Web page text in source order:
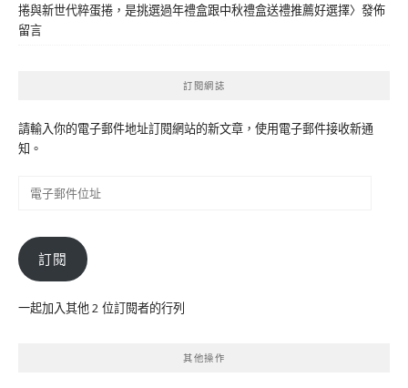
捲與新世代粹蛋捲，是挑選過年禮盒跟中秋禮盒送禮推薦好選擇〉發佈
留言
訂閱網誌
請輸入你的電子郵件地址訂閱網站的新文章，使用電子郵件接收新通
知。
件
位
訂閱
一起加入其他 2 位訂閱者的行列
其他操作